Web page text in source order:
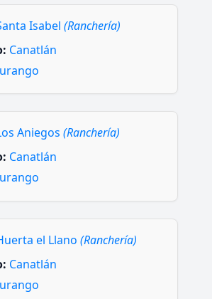
Isabel (Ranchería)
Canatlán
Aniegos (Ranchería)
Canatlán
el Llano (Ranchería)
Canatlán